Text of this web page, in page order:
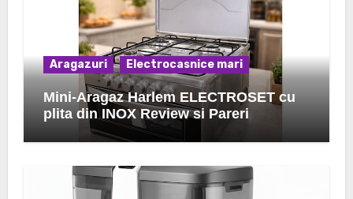
Aragazuri Electrocasnice mari
Mini-Aragaz Harlem ELECTROSET cu
plita din INOX Review si Pareri